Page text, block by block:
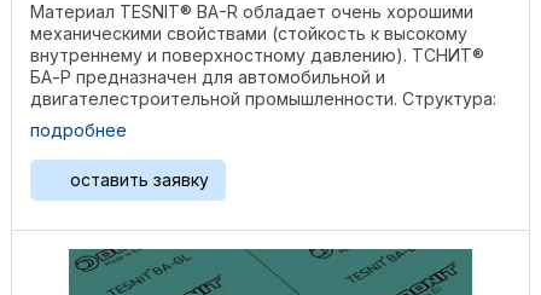
Материал TESNIT® BA-R обладает очень хорошими
механическими свойствами (стойкость к высокому
внутреннему и поверхностному давлению). ТСНИТ®
БА-Р предназначен для автомобильной и
двигателестроительной промышленности. Структура:
Арамидные волокна, ...
подробнее
оставить заявку